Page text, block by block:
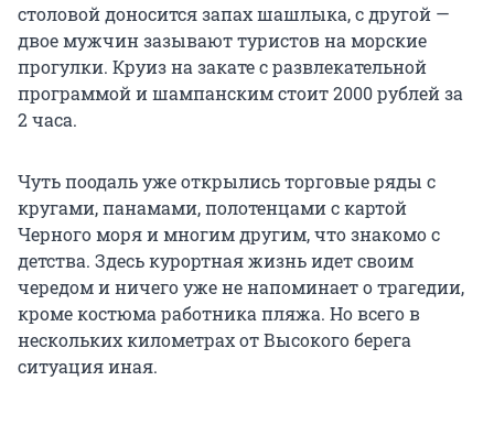
столовой доносится запах шашлыка, с другой —
двое мужчин зазывают туристов на морские
прогулки. Круиз на закате с развлекательной
программой и шампанским стоит 2000 рублей за
2 часа.
Чуть поодаль уже открылись торговые ряды с
кругами, панамами, полотенцами с картой
Черного моря и многим другим, что знакомо с
детства. Здесь курортная жизнь идет своим
чередом и ничего уже не напоминает о трагедии,
кроме костюма работника пляжа. Но всего в
нескольких километрах от Высокого берега
ситуация иная.